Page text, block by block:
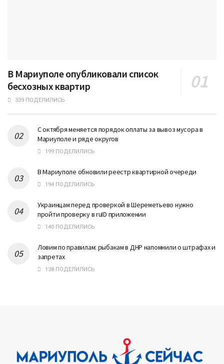
В Мариуполе опубликовали список
бесхозных квартир
339 ПОДЕЛИЛИСЬ
С октября меняется порядок оплаты за вывоз мусора в
Мариуполе и ряде округов
199 ПОДЕЛИЛИСЬ
В Мариуполе обновили реестр квартирной очереди
194 ПОДЕЛИЛИСЬ
Украинцам перед проверкой в Шереметьево нужно
пройти проверку в ruID приложении
140 ПОДЕЛИЛИСЬ
Ловим по правилам: рыбакам в ДНР напомнили о штрафах и
запретах
138 ПОДЕЛИЛИСЬ